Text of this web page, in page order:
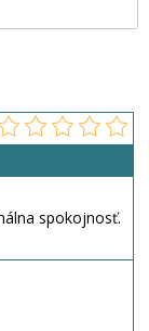
spokojnosť.